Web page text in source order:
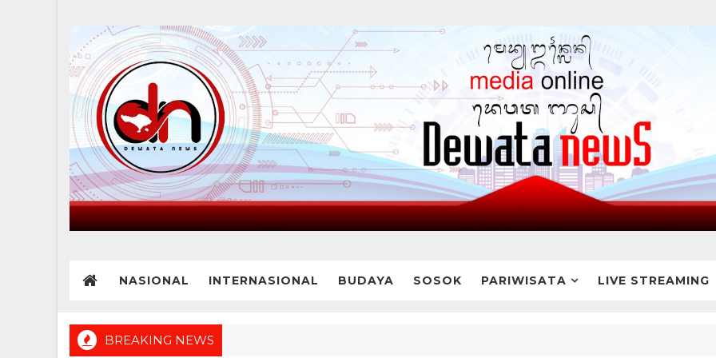
NASIONAL INTERNASIONAL BUDAYA SOSOK PARIWISATA LIVE STREAMING
BREAKING NEWS